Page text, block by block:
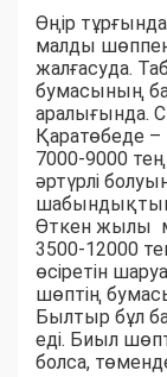
Өңір
малды
жалғасуда.
бумасының
аралығында.
Қаратөбеде –
7000-9000
әртүрлі
Өткен жылы
3500-12000
өсіретін
шөптің
Былтыр бұл
еді. Биыл
болса,